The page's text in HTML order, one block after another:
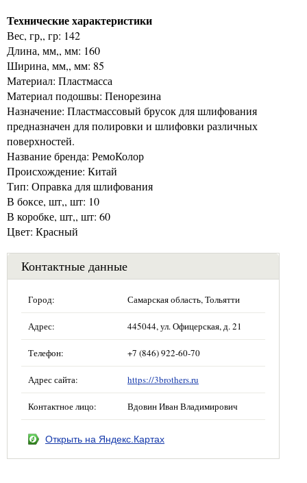
Технические характеристики
Вес, гр,, гр: 142
Длина, мм,, мм: 160
Ширина, мм,, мм: 85
Материал: Пластмасса
Материал подошвы: Пенорезина
Назначение: Пластмассовый брусок для шлифования
предназначен для полировки и шлифовки различных
поверхностей.
Название бренда: РемоКолор
Происхождение: Китай
Тип: Оправка для шлифования
В боксе, шт,, шт: 10
В коробке, шт,, шт: 60
Цвет: Красный
Контактные данные
Город: Самарская область, Тольятти
Адрес: 445044, ул. Офицерская, д. 21
Телефон: +7 (846) 922-60-70
Адрес сайта: https://3brothers.ru
Контактное лицо: Вдовин Иван Владимирович
Открыть на Яндекс.Картах